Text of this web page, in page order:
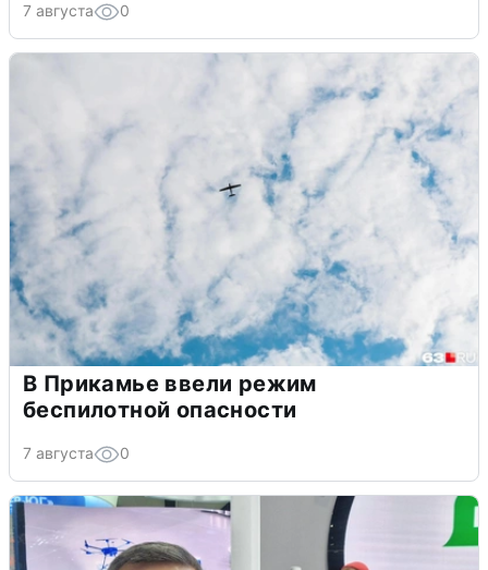
7 августа 0
В Прикамье ввели режим
беспилотной опасности
7 августа 0